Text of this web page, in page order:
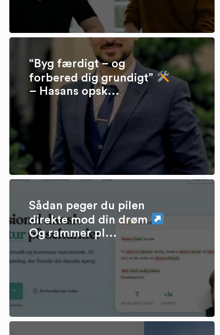
“Byg færdigt – og
forbered dig grundigt”
– Hasans opsk...
Sådan peger du pilen
direkte mod din drøm
Og rammer pl...